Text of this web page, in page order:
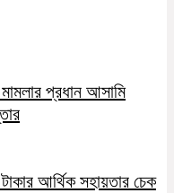
প্রধান আসামি
আর্থিক সহায়তার চেক